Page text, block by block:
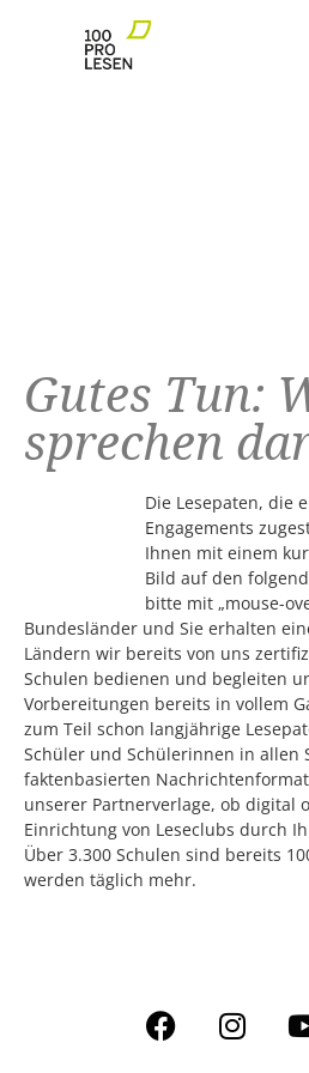
Gutes Tun:
sprechen
Die Lesepaten, die
Engagements
Ihnen mit einem
Bild auf den
bitte mit „mouse-
Bundesländer und Sie erhalten
Ländern wir bereits von uns
Schulen bedienen und begleiten
Vorbereitungen bereits in vollem
zum Teil schon langjährige
Schüler und Schülerinnen in allen
faktenbasierten
unserer Partnerverlage, ob digital
Einrichtung von Leseclubs durch
Über 3.300 Schulen sind bereits
werden täglich mehr.